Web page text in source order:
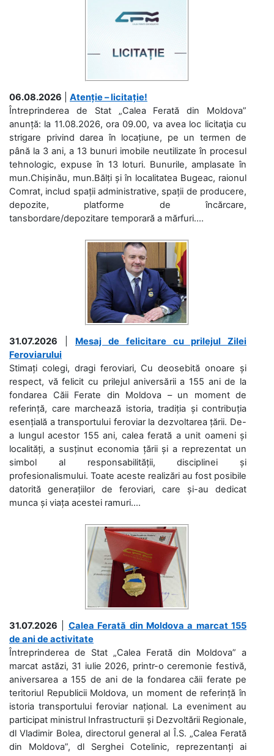
06.08.2026
Atenție – licitație!
Întreprinderea de Stat „Calea Ferată din Moldova”
anunță: la 11.08.2026, ora 09.00, va avea loc licitaţia cu
strigare privind darea în locațiune, pe un termen de
până la 3 ani, a 13 bunuri imobile neutilizate în procesul
tehnologic, expuse în 13 loturi. Bunurile, amplasate în
mun.Chișinău, mun.Bălți și în localitatea Bugeac, raionul
Comrat, includ spații administrative, spații de producere,
depozite, platforme de încărcare,
tansbordare/depozitare temporară a mărfuri....
31.07.2026
Mesaj de felicitare cu prilejul Zilei
Feroviarului
Stimați colegi, dragi feroviari, Cu deosebită onoare și
respect, vă felicit cu prilejul aniversării a 155 ani de la
fondarea Căii Ferate din Moldova – un moment de
referință, care marchează istoria, tradiția și contribuția
esențială a transportului feroviar la dezvoltarea țării. De-
a lungul acestor 155 ani, calea ferată a unit oameni și
localități, a susținut economia țării și a reprezentat un
simbol al responsabilității, disciplinei și
profesionalismului. Toate aceste realizări au fost posibile
datorită generațiilor de feroviari, care și-au dedicat
munca și viața acestei ramuri....
31.07.2026
Calea Ferată din Moldova a marcat 155
de ani de activitate
Întreprinderea de Stat „Calea Ferată din Moldova” a
marcat astăzi, 31 iulie 2026, printr-o ceremonie festivă,
aniversarea a 155 de ani de la fondarea căii ferate pe
teritoriul Republicii Moldova, un moment de referință în
istoria transportului feroviar național. La eveniment au
participat ministrul Infrastructurii și Dezvoltării Regionale,
dl Vladimir Bolea, directorul general al Î.S. „Calea Ferată
din Moldova”, dl Serghei Cotelinic, reprezentanți ai